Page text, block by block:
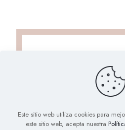
Este sitio web utiliza cookies para
este sitio web, acepta nuestra